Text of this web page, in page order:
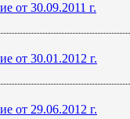
от 30.09.2011 г.
от 30.01.2012 г.
от 29.06.2012 г.